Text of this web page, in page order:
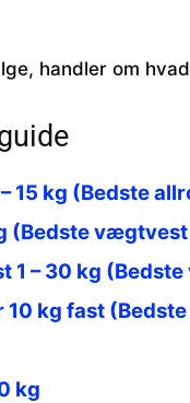
handler om
15 kg (Bedste
(Bedste
1 – 30 kg
kg fast
kg